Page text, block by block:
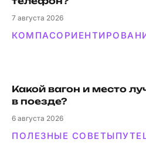
7 августа 2026
КОМПАС
Какой вагон и мес­то
в поезде?
6 августа 2026
ПОЛЕЗНЫЕ СОВЕТЫ